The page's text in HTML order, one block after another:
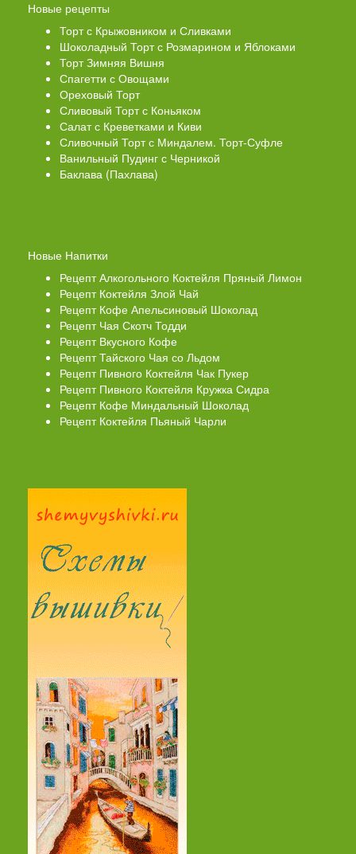
Новые рецепты
Торт с Крыжовником и Сливками
Шоколадный Торт с Розмарином и Яблоками
Торт Зимняя Вишня
Спагетти с Овощами
Ореховый Торт
Сливовый Торт с Коньяком
Салат с Креветками и Киви
Сливочный Торт с Миндалем. Торт-Суфле
Ванильный Пудинг с Черникой
Баклава (Пахлава)
Новые Напитки
Рецепт Алкогольного Коктейля Пряный Лимон
Рецепт Коктейля Злой Чай
Рецепт Кофе Апельсиновый Шоколад
Рецепт Чая Скотч Тодди
Рецепт Вкусного Кофе
Рецепт Тайского Чая со Льдом
Рецепт Пивного Коктейля Чак Пукер
Рецепт Пивного Коктейля Кружка Сидра
Рецепт Кофе Миндальный Шоколад
Рецепт Коктейля Пьяный Чарли